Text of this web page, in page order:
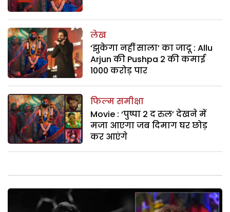
लेख
‘झुकेगा नहीं साला’ का जादू : Allu
Arjun की Pushpa 2 की कमाई
1000 करोड़ पार
फिल्म समीक्षा
Movie : ‘पुष्पा 2 द रुल’ देखने में
मजा आएगा जब दिमाग घर छोड़
कर आएंगे